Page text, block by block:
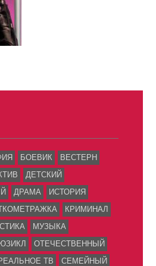
БОЕВИК
ВЕСТЕРН
ДЕТСКИЙ
ДРАМА
ИСТОРИЯ
КРИМИНАЛ
МУЗЫКА
ОТЕЧЕСТВЕННЫЙ
ТВ СЕМЕЙНЫЙ